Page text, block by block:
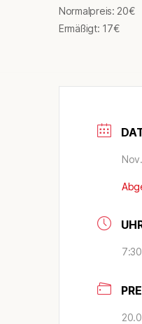
Normalpreis: 20€
Ermäßigt: 17€